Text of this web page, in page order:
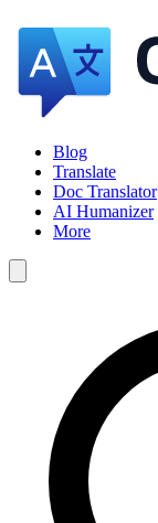
Blog
Translate
Doc Translator
AI Humanizer
More